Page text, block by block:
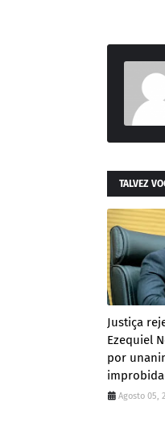
TALVEZ
Justiça
Ezequiel
por
Agosto 05,